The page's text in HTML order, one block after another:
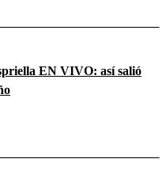
EN VIVO: así salió